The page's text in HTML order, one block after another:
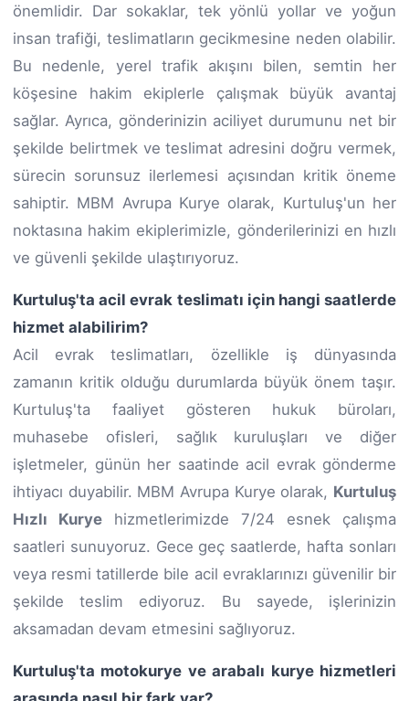
önemlidir. Dar sokaklar, tek yönlü yollar ve yoğun
insan trafiği, teslimatların gecikmesine neden olabilir.
Bu nedenle, yerel trafik akışını bilen, semtin her
köşesine hakim ekiplerle çalışmak büyük avantaj
sağlar. Ayrıca, gönderinizin aciliyet durumunu net bir
şekilde belirtmek ve teslimat adresini doğru vermek,
sürecin sorunsuz ilerlemesi açısından kritik öneme
sahiptir. MBM Avrupa Kurye olarak, Kurtuluş'un her
noktasına hakim ekiplerimizle, gönderilerinizi en hızlı
ve güvenli şekilde ulaştırıyoruz.
Kurtuluş'ta acil evrak teslimatı için hangi saatlerde
hizmet alabilirim?
Acil evrak teslimatları, özellikle iş dünyasında
zamanın kritik olduğu durumlarda büyük önem taşır.
Kurtuluş'ta faaliyet gösteren hukuk büroları,
muhasebe ofisleri, sağlık kuruluşları ve diğer
işletmeler, günün her saatinde acil evrak gönderme
ihtiyacı duyabilir. MBM Avrupa Kurye olarak, Kurtuluş
Hızlı Kurye hizmetlerimizde 7/24 esnek çalışma
saatleri sunuyoruz. Gece geç saatlerde, hafta sonları
veya resmi tatillerde bile acil evraklarınızı güvenilir bir
şekilde teslim ediyoruz. Bu sayede, işlerinizin
aksamadan devam etmesini sağlıyoruz.
Kurtuluş'ta motokurye ve arabalı kurye hizmetleri